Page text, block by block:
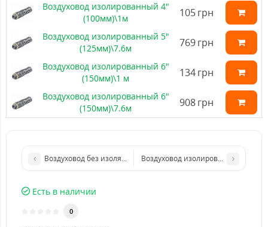
Воздуховод изолированный 4"
(100мм)\1м
105грн
Воздуховод изолированный 5"
(125мм)\7.6м
769грн
Воздуховод изолированный 6"
(150мм)\1 м
134грн
Воздуховод изолированный 6"
(150мм)\7.6м
908грн
Воздуховод без изоляции (150 мм)10 мВоздуховод изолированный
Есть в наличии
0